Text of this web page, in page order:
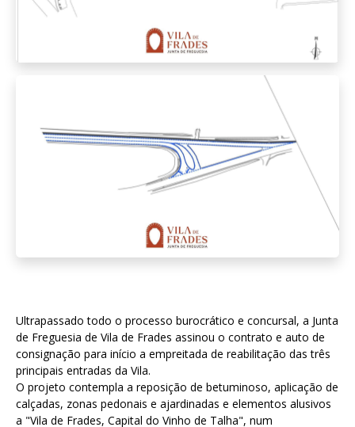
Ultrapassado todo o processo burocrático e concursal, a Junta
de Freguesia de Vila de Frades assinou o contrato e auto de
consignação para início a empreitada de reabilitação das três
principais entradas da Vila.
O projeto contempla a reposição de betuminoso, aplicação de
calçadas, zonas pedonais e ajardinadas e elementos alusivos
a "Vila de Frades, Capital do Vinho de Talha", num